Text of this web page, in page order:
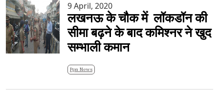
9 April, 2020
लखनऊ के चौक में लॉकडॉन की
सीमा बढ़ने के बाद कमिश्नर ने खुद
सम्भाली कमान
Ppn News